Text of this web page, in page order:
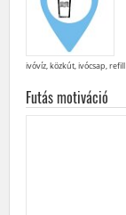
ivóvíz, közkút, ivócsap, refill
Futás motiváció